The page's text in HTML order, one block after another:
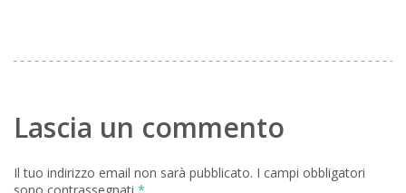
Lascia un commento
Il tuo indirizzo email non sarà pubblicato. I campi obbligatori